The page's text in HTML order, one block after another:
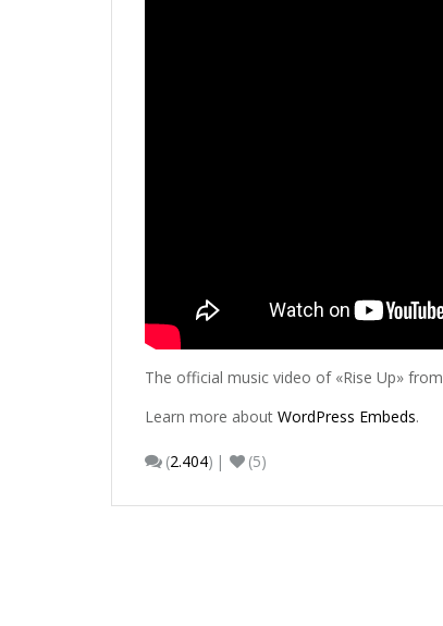
The official music video of «Rise Up» from
Learn more about WordPress Embeds.
(2.404) (5)